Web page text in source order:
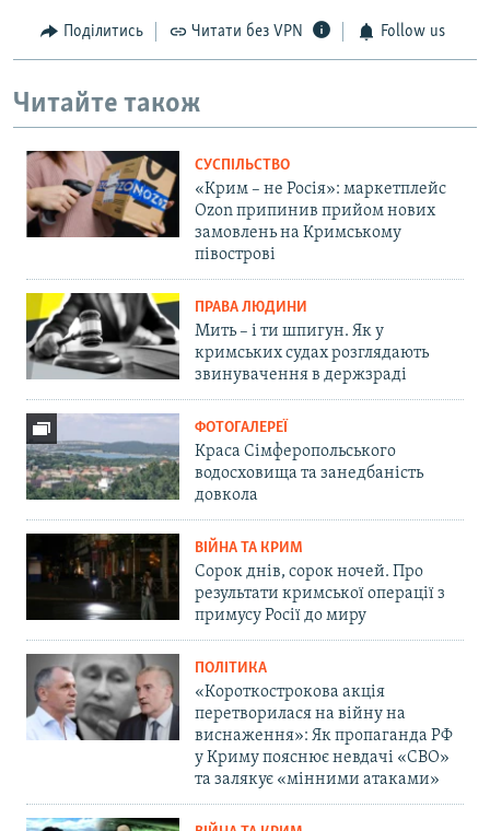
Поділитись Читати без VPN Follow us
Читайте також
СУСПІЛЬСТВО
«Крим – не Росія»: маркетплейс
Ozon припинив прийом нових
замовлень на Кримському
півострові
ПРАВА ЛЮДИНИ
Мить – і ти шпигун. Як у
кримських судах розглядають
звинувачення в держзраді
ФОТОГАЛЕРЕЇ
Краса Сімферопольського
водосховища та занедбаність
довкола
ВІЙНА ТА КРИМ
Сорок днів, сорок ночей. Про
результати кримської операції з
примусу Росії до миру
ПОЛІТИКА
«Короткострокова акція
перетворилася на війну на
виснаження»: Як пропаганда РФ
у Криму пояснює невдачі «СВО»
та залякує «мінними атаками»